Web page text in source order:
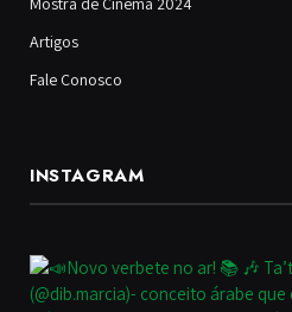
Artigos
Fale Conosco
INSTAGRAM